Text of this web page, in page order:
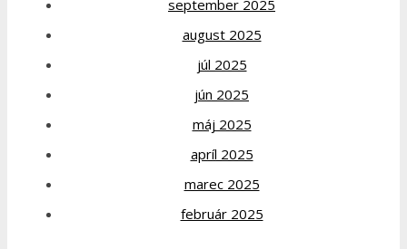
september 2025
august 2025
júl 2025
jún 2025
máj 2025
apríl 2025
marec 2025
február 2025